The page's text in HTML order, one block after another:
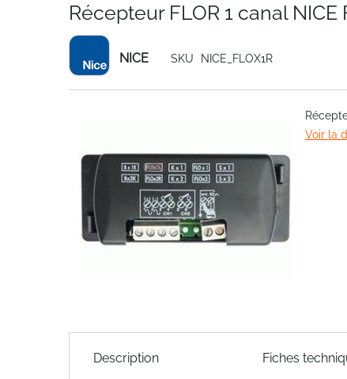
Récepteur FLOR 1 canal NICE
NICE SKU NICE_FLOX1R
end
the
images
gallery
Voir la
Description Fiches